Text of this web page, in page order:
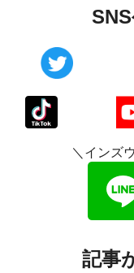
＼インズ
記事